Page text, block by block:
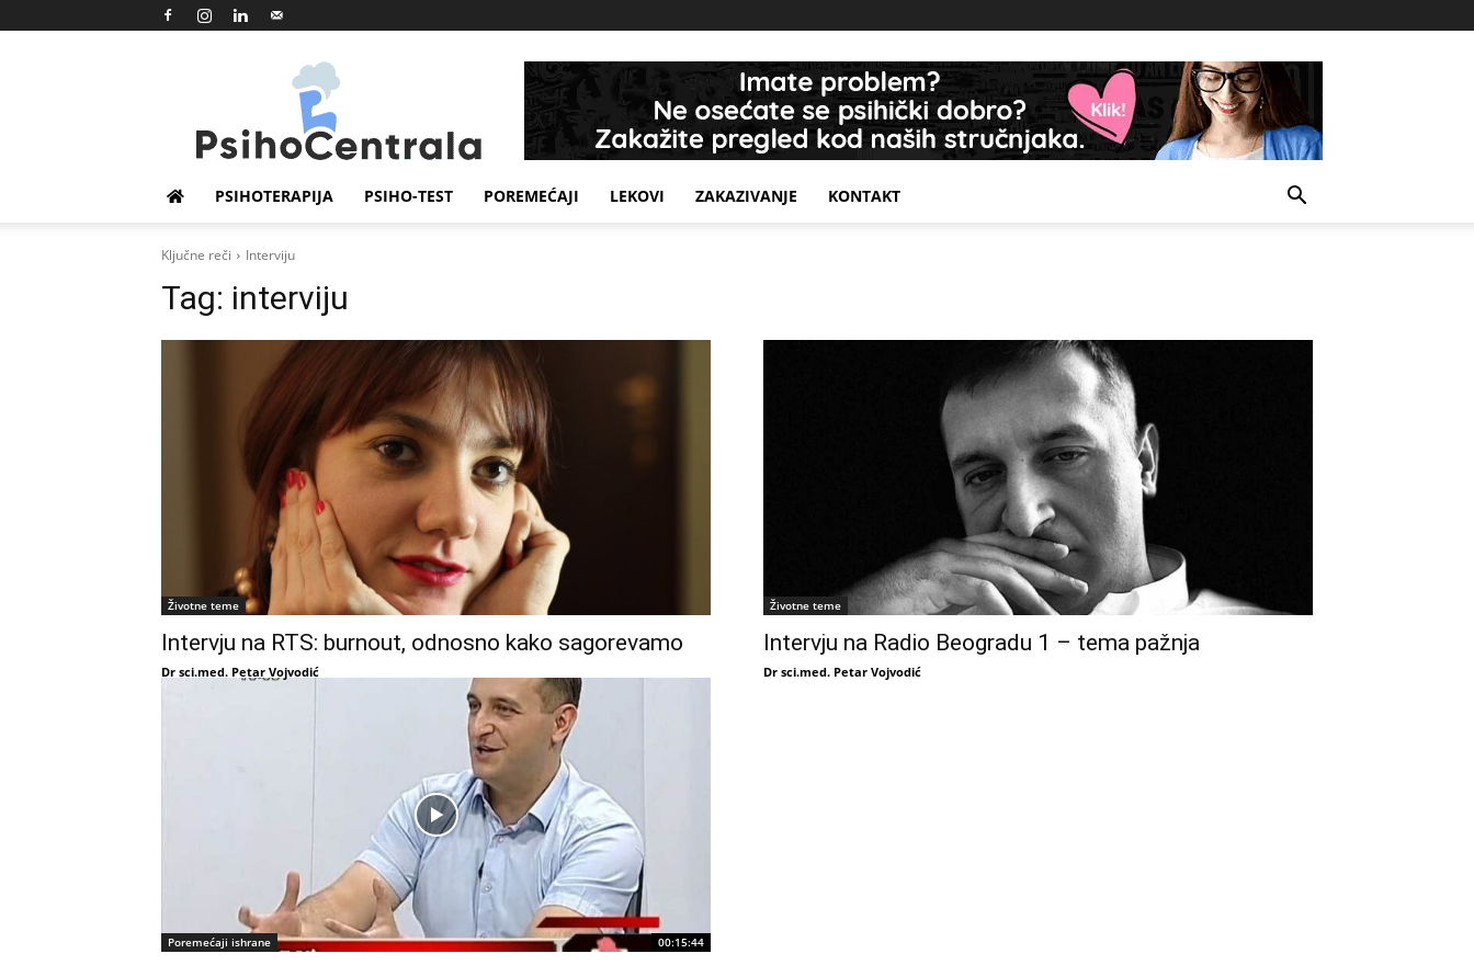
Psihocentrala
PSIHOTERAPIJA PSIHO-TEST POREMEĆAJI LEKOVI ZAKAZIVANJE KONTAKT
Ključne reči Interviju
Tag: interviju
Životne teme
Intervju na RTS: burnout, odnosno kako sagorevamo
Dr sci.med. Petar Vojvodić
Životne teme
Intervju na Radio Beogradu 1 – tema pažnja
Dr sci.med. Petar Vojvodić
Poremećaji ishrane 00:15:44